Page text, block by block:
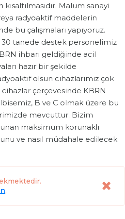
Malum sanayi
radyoaktif maddelerin
bu çalışmaları yapıyoruz.
tanede destek personelimiz
ihbarı geldiğinde acil
hazır bir şekilde
olsun cihazlarımız çok
cihazlar çerçevesinde KBRN
B ve C olmak üzere bu
mevcuttur. Bizim
maksimum korunaklı
ve nasıl müdahale edilecek
.